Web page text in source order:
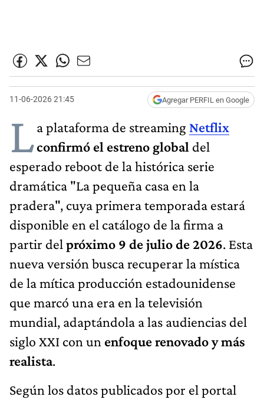
11-06-2026 21:45 Agregar PERFIL en Google
La plataforma de streaming Netflix
confirmó el estreno global del
esperado reboot de la histórica serie
dramática "La pequeña casa en la
pradera", cuya primera temporada estará
disponible en el catálogo de la firma a
partir del próximo 9 de julio de 2026. Esta
nueva versión busca recuperar la mística
de la mítica producción estadounidense
que marcó una era en la televisión
mundial, adaptándola a las audiencias del
siglo XXI con un enfoque renovado y más
realista.
Según los datos publicados por el portal